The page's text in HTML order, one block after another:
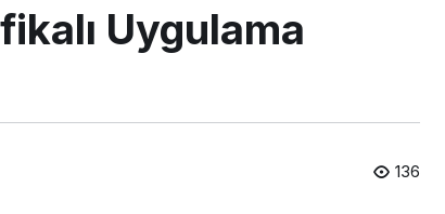
Uygulama
136